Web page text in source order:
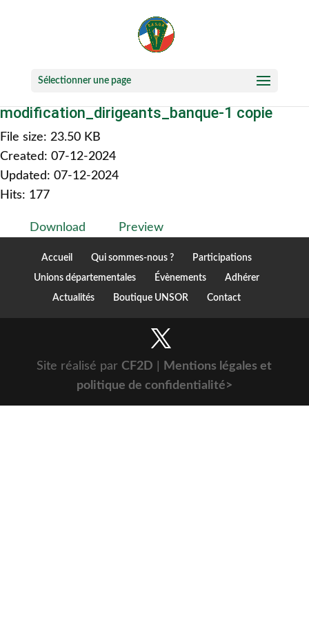
Sélectionner une page
modification_dirigeants_banque-1 copie
File size: 23.50 KB
Created: 07-12-2024
Updated: 07-12-2024
Hits: 177
Download Preview
Accueil Qui sommes-nous ? Participations
Unions départementales Évènements Adhérer
Actualités Boutique UNSOR Contact
Site réalisé par CF2D
Mentions légales et
politique de confidentialité>